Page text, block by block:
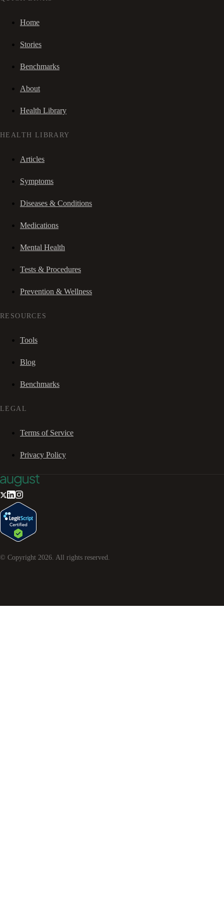
Home
Stories
Benchmarks
About
Health Library
HEALTH LIBRARY
Articles
Symptoms
Diseases & Conditions
Medications
Mental Health
Tests & Procedures
Prevention & Wellness
RESOURCES
Tools
Blog
Benchmarks
LEGAL
Terms of Service
Privacy Policy
© Copyright 2026. All rights reserved.